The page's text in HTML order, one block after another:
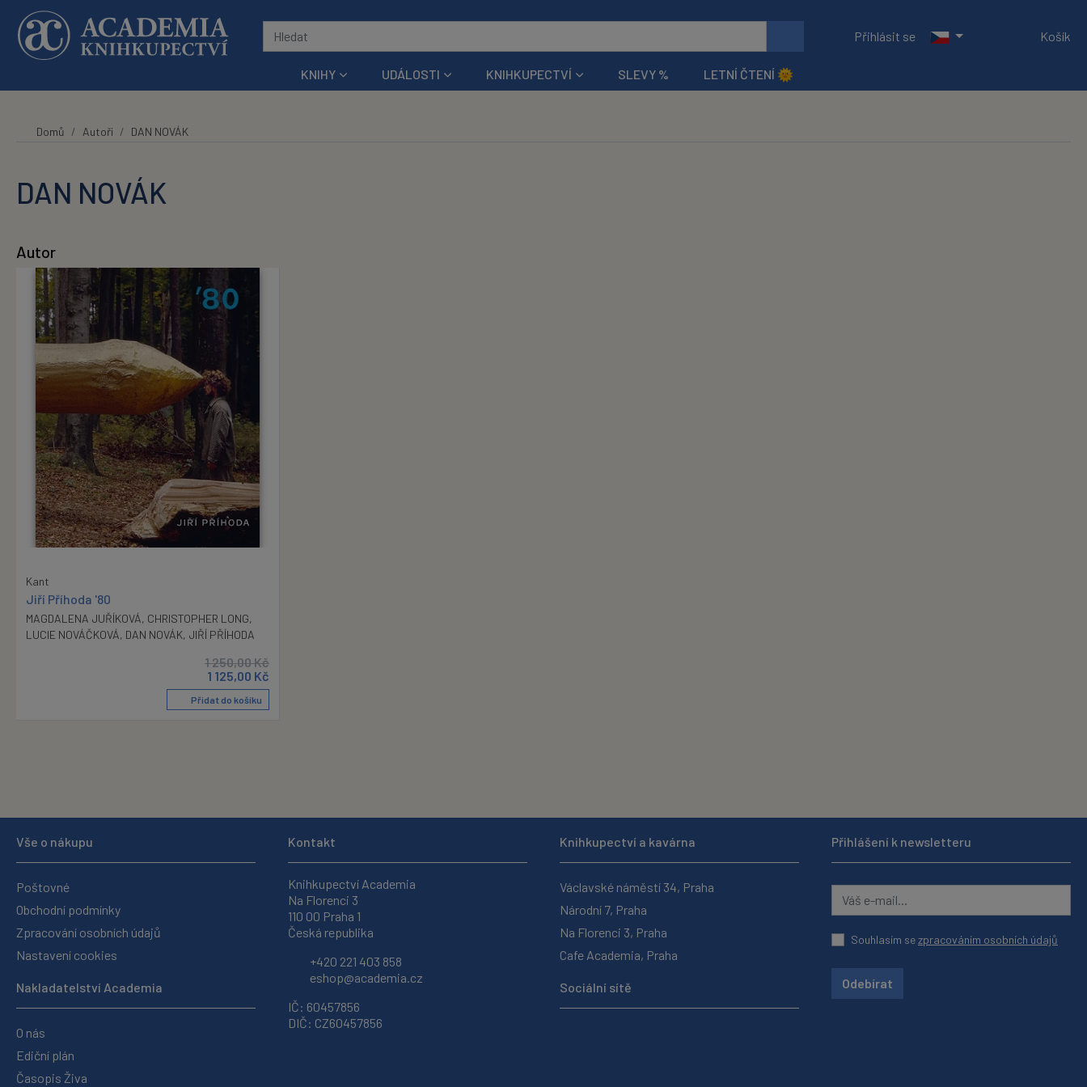
Přeskočit na hlavní obsah
Přihlásit se
Košík
KNIHY UDÁLOSTI KNIHKUPECTVÍ SLEVY % LETNÍ ČTENÍ 🌞
Domů Autoři DAN NOVÁK
DAN NOVÁK
Autor
Kant
Jiří Příhoda '80
MAGDALENA JUŘÍKOVÁ, CHRISTOPHER LONG,
LUCIE NOVÁČKOVÁ, DAN NOVÁK, JIŘÍ PŘÍHODA
1 250,00Kč
1 125,00 Kč
Přidat do košíku
Vše o nákupu
Poštovné
Obchodní podmínky
Zpracování osobních údajů
Nastavení cookies
Nakladatelství Academia
O nás
Ediční plán
Časopis Živa
Kontakt
Knihkupectví Academia
Na Florenci 3
110 00 Praha 1
Česká republika
+420 221 403 858
eshop@academia.cz
IČ: 60457856
DIČ: CZ60457856
Knihkupectví a kavárna
Václavské náměstí 34, Praha
Národní 7, Praha
Na Florenci 3, Praha
Cafe Academia, Praha
Sociální sítě
Přihlášení k newsletteru
Souhlasím sezpracováním osobních údajů
Odebírat